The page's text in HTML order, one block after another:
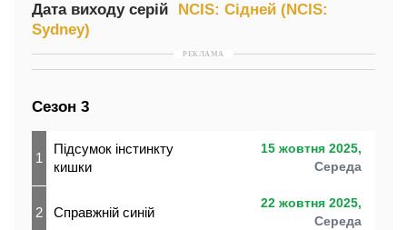
Дата виходу серій
NCIS: Сідней (NCIS:
Sydney)
РЕКЛАМА
Сезон 3
1
Підсумок інстинкту
кишки
15 жовтня 2025,
Середа
2 Справжній синій
22 жовтня 2025,
Середа